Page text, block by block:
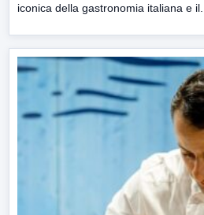
iconica della gastronomia italiana e il...